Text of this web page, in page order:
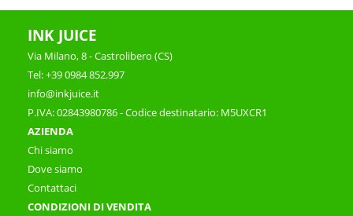
INK JUICE
Via Milano, 8 - Castrolibero (CS)
Tel: +39 0984 852.997
info@inkjuice.it
P.IVA: 02843980786 - Codice destinatario: M5UXCR1
AZIENDA
Chi siamo
Dove siamo
Contattaci
CONDIZIONI DI VENDITA